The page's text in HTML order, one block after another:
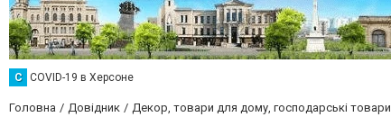
C COVID-19 в Херсоне
Головна Довідник Декор, товари для дому, господарські товари